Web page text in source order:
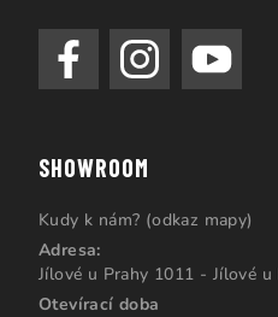
SHOWROOM
Kudy k nám? (odkaz mapy)
Adresa:
Jílové u Prahy 1011 - Jílové
Otevírací doba